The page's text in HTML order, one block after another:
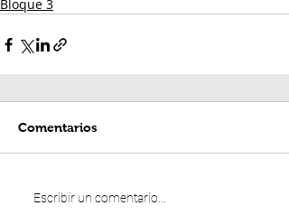
Bloque 3
Comentarios
Escribir un comentario...